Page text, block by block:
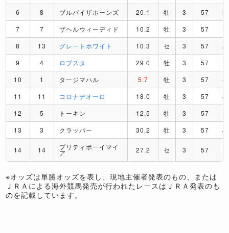
6
8 ブルバイザホーンズ 20.1 牡 3 57
7
7 ザヘルウィーディド 10.2 牡 3 57
8
13 グレートホワイト 10.3 セ 3 57
A
9
4 ロブスタ 29.0 牡 3 57
10
1 タージマハル 5.7 牡 3 57
S
11
11 コロナデオーロ 18.0 牡 3 57
J
12
5 トーキン 12.5 牡 3 57
13
3 クラッパー 30.2 牡 3 57 J
14 14 プリティボーイマイ
ア 27.2 セ 3 57
※オッズは単勝オッズを表し、現地主催者発表のもの、または
ＪＲＡによる海外競馬発売が行われたレースはＪＲＡ発表のも
のを記載しています。